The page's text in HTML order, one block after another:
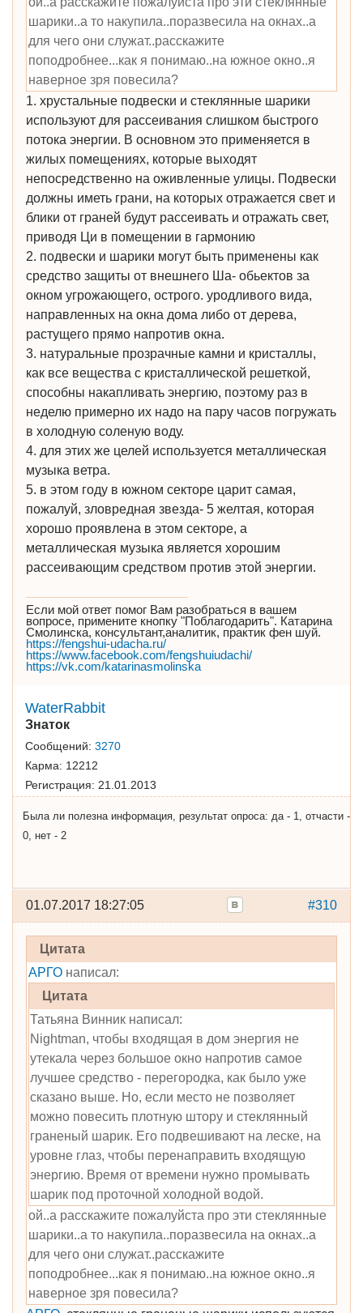
шарики..а то накупила..поразвесила на окнах..а
для чего они служат..расскажите
поподробнее...как я понимаю..на южное окно..я
наверное зря повесила?
1. хрустальные подвески и стеклянные шарики
используют для рассеивания слишком быстрого
потока энергии. В основном это применяется в
жилых помещениях, которые выходят
непосредственно на оживленные улицы. Подвески
должны иметь грани, на которых отражается свет и
блики от граней будут рассеивать и отражать свет,
приводя Ци в помещении в гармонию
2. подвески и шарики могут быть применены как
средство защиты от внешнего Ша- обьектов за
окном угрожающего, острого. уродливого вида,
направленных на окна дома либо от дерева,
растущего прямо напротив окна.
3. натуральные прозрачные камни и кристаллы,
как все вещества с кристаллической решеткой,
способны накапливать энергию, поэтому раз в
неделю примерно их надо на пару часов погружать
в холодную соленую воду.
4. для этих же целей используется металлическая
музыка ветра.
5. в этом году в южном секторе царит самая,
пожалуй, зловредная звезда- 5 желтая, которая
хорошо проявлена в этом секторе, а
металлическая музыка является хорошим
рассеивающим средством против этой энергии.
Если мой ответ помог Вам разобраться в вашем
вопросе, примените кнопку "Поблагодарить". Катарина
Смолинска, консультант,аналитик, практик фен шуй.
https://fengshui-udacha.ru/
https://www.facebook.com/fengshuiudachi/
https://vk.com/katarinasmolinska
WaterRabbit
Знаток
Сообщений: 3270
Карма: 12212
Регистрация: 21.01.2013
Была ли полезна информация, результат опроса: да - 1, отчасти -
0, нет - 2
#310
01.07.2017 18:27:05
Цитата
АРГОнаписал:
Цитата
Татьяна Винник написал:
Nightman, чтобы входящая в дом энергия не
утекала через большое окно напротив самое
лучшее средство - перегородка, как было уже
сказано выше. Но, если место не позволяет
можно повесить плотную штору и стеклянный
граненый шарик. Его подвешивают на леске, на
уровне глаз, чтобы перенаправить входящую
энергию. Время от времени нужно промывать
шарик под проточной холодной водой.
ой..а расскажите пожалуйста про эти стеклянные
шарики..а то накупила..поразвесила на окнах..а
для чего они служат..расскажите
поподробнее...как я понимаю..на южное окно..я
наверное зря повесила?